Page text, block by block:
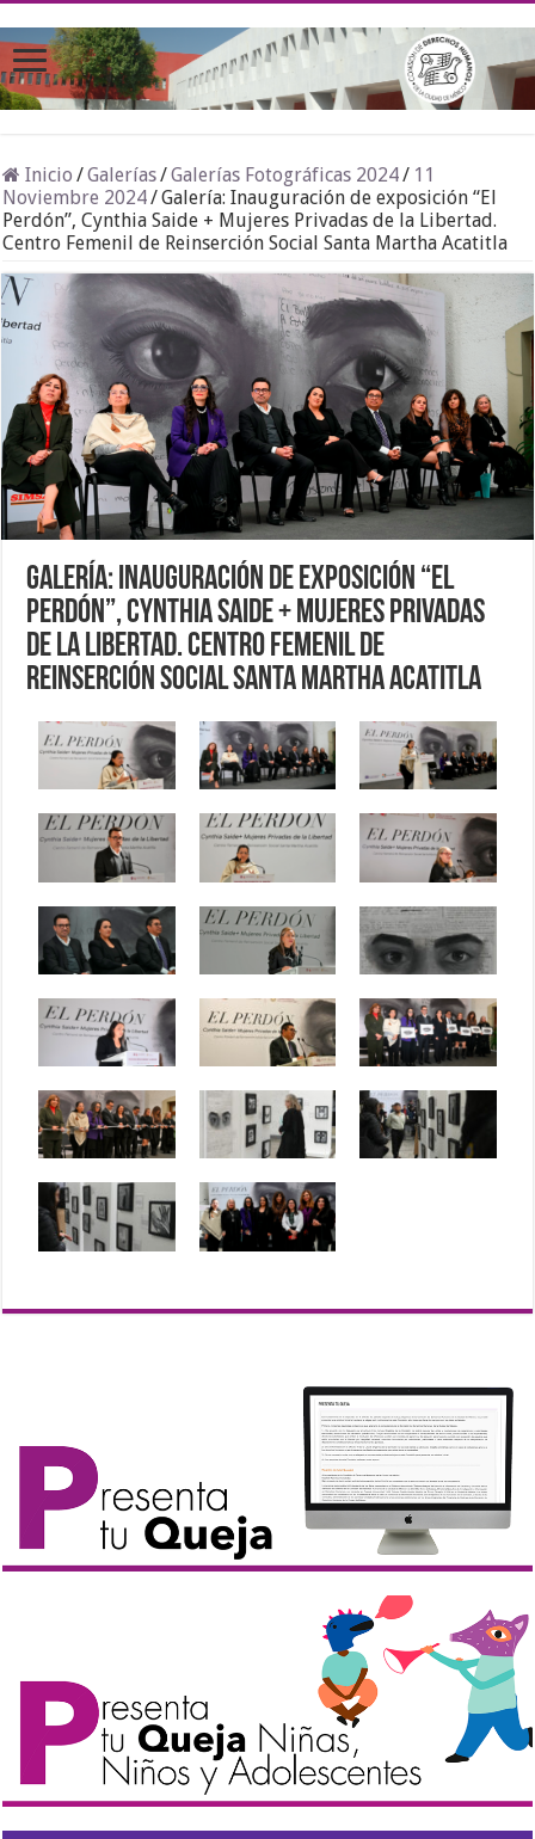
Inicio /Galerías/Galerías Fotográficas 2024/ 11
Noviembre 2024/Galería: Inauguración de exposición “El
Perdón”, Cynthia Saide + Mujeres Privadas de la Libertad.
Centro Femenil de Reinserción Social Santa Martha Acatitla
Galería: Inauguración de exposición “El
Perdón”, Cynthia Saide + Mujeres Privadas
de la Libertad. Centro Femenil de
Reinserción Social Santa Martha Acatitla